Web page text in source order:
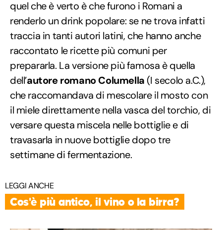
quel che è verto è che furono i Romani a
renderlo un drink popolare: se ne trova infatti
traccia in tanti autori latini, che hanno anche
raccontato le ricette più comuni per
prepararla. La versione più famosa è quella
dell’autore romano Columella (I secolo a.C.),
che raccomandava di mescolare il mosto con
il miele direttamente nella vasca del torchio, di
versare questa miscela nelle bottiglie e di
travasarla in nuove bottiglie dopo tre
settimane di fermentazione.
LEGGI ANCHE
Cos'è più antico, il vino o la birra?